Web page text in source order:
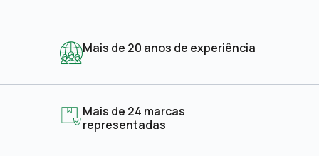
Mais de 20 anos de experiência
Mais de 24 marcas
representadas